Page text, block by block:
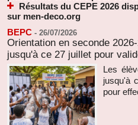
Résultats du CEPE 2026
sur men-deco.org
BEPC - 26/07/2026
Orientation en seconde
jusqu'à ce 27 juillet pour
Les
jusqu'à
pour